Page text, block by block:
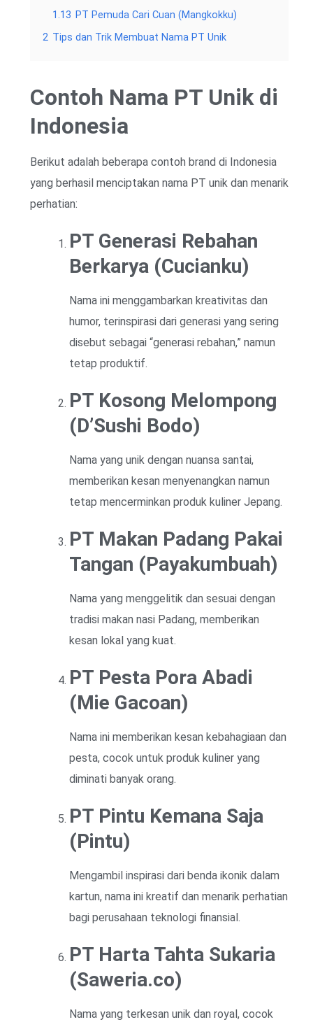
1.13 PT Pemuda Cari Cuan (Mangkokku)
2 Tips dan Trik Membuat Nama PT Unik
Contoh Nama PT Unik di
Indonesia
Berikut adalah beberapa contoh brand di Indonesia
yang berhasil menciptakan nama PT unik dan menarik
perhatian:
PT Generasi Rebahan
Berkarya (Cucianku)
Nama ini menggambarkan kreativitas dan
humor, terinspirasi dari generasi yang sering
disebut sebagai “generasi rebahan,” namun
tetap produktif.
PT Kosong Melompong
(D’Sushi Bodo)
Nama yang unik dengan nuansa santai,
memberikan kesan menyenangkan namun
tetap mencerminkan produk kuliner Jepang.
PT Makan Padang Pakai
Tangan (Payakumbuah)
Nama yang menggelitik dan sesuai dengan
tradisi makan nasi Padang, memberikan
kesan lokal yang kuat.
PT Pesta Pora Abadi
(Mie Gacoan)
Nama ini memberikan kesan kebahagiaan dan
pesta, cocok untuk produk kuliner yang
diminati banyak orang.
PT Pintu Kemana Saja
(Pintu)
Mengambil inspirasi dari benda ikonik dalam
kartun, nama ini kreatif dan menarik perhatian
bagi perusahaan teknologi finansial.
PT Harta Tahta Sukaria
(Saweria.co)
Nama yang terkesan unik dan royal, cocok